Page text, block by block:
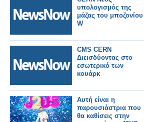
υπολογισμός της
μάζας του μποζονίου
W
CMS CERN
Διεισδύοντας στο
εσωτερικό των
κουάρκ
Αυτή είναι η
παρουσιάστρια που
θα καθίσεις στην